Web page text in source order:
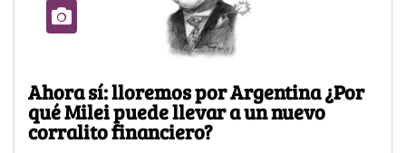
Ahora sí: lloremos por Argentina ¿Por
qué Milei puede llevar a un nuevo
corralito financiero?